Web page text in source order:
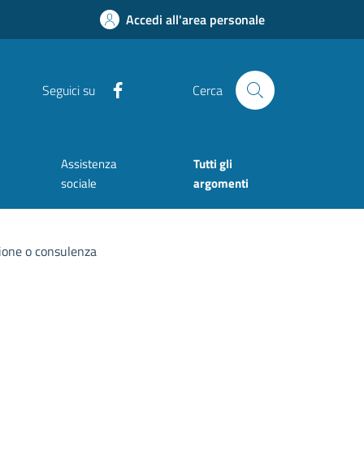
Accedi all'area personale
Seguici su Cerca
Assistenza
sociale
Tutti gli
argomenti
o consulenza